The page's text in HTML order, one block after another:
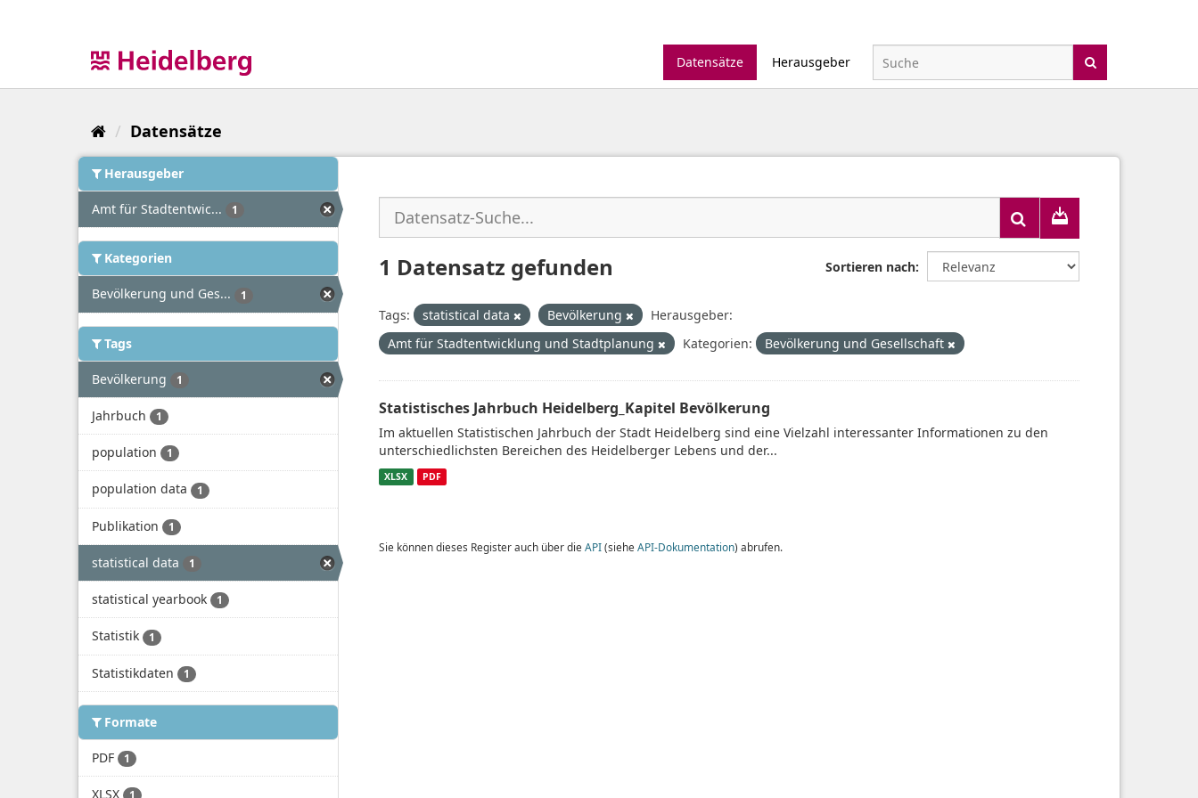
Datensätze
Herausgeber
Datensätze
Herausgeber
Amt für Stadtentwic... 1
Kategorien
Bevölkerung und Ges... 1
Tags
Bevölkerung 1
Jahrbuch 1
population 1
population data 1
Publikation 1
statistical data 1
statistical yearbook 1
Statistik 1
Statistikdaten 1
Formate
PDF 1
XLSX
Sortieren nach
1 Datensatz gefunden
Tags: statistical data Bevölkerung
Herausgeber:
Amt für Stadtentwicklung und Stadtplanung
Kategorien: Bevölkerung und Gesellschaft
Statistisches Jahrbuch Heidelberg_Kapitel Bevölkerung
Im aktuellen Statistischen Jahrbuch der Stadt Heidelberg sind eine Vielzahl interessanter Informationen zu den
unterschiedlichsten Bereichen des Heidelberger Lebens und der...
XLSX PDF
Sie können dieses Register auch über die API(siehe API-Dokumentation) abrufen.